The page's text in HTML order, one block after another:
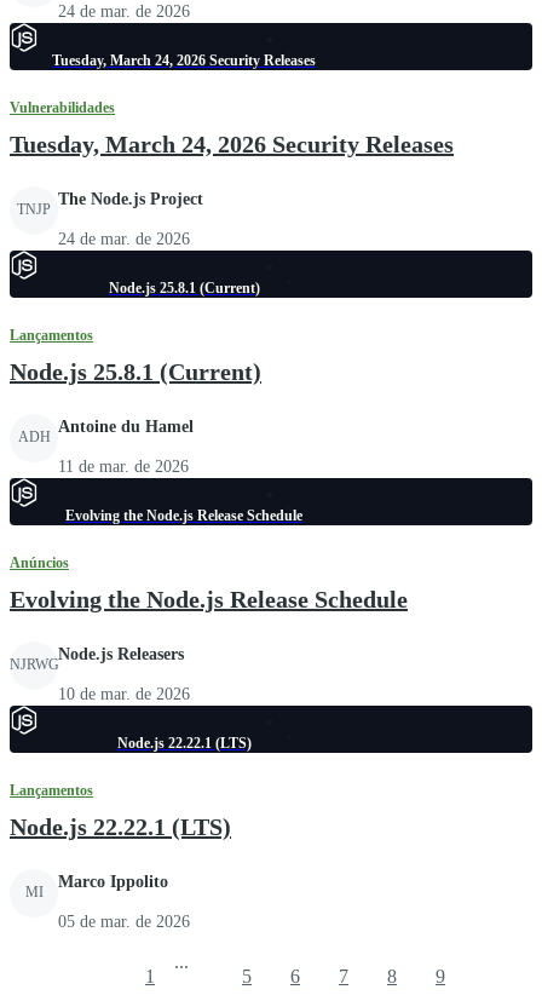
24 de mar. de 2026
Tuesday, March 24, 2026 Security Releases
Vulnerabilidades
Tuesday, March 24, 2026 Security Releases
TNJP
The Node.js Project
24 de mar. de 2026
Node.js 25.8.1 (Current)
Lançamentos
Node.js 25.8.1 (Current)
ADH
Antoine du Hamel
11 de mar. de 2026
Evolving the Node.js Release Schedule
Anúncios
Evolving the Node.js Release Schedule
NJRWG
Node.js Releasers
10 de mar. de 2026
Node.js 22.22.1 (LTS)
Lançamentos
Node.js 22.22.1 (LTS)
MI
Marco Ippolito
05 de mar. de 2026
1
...
5 6 7 8 9